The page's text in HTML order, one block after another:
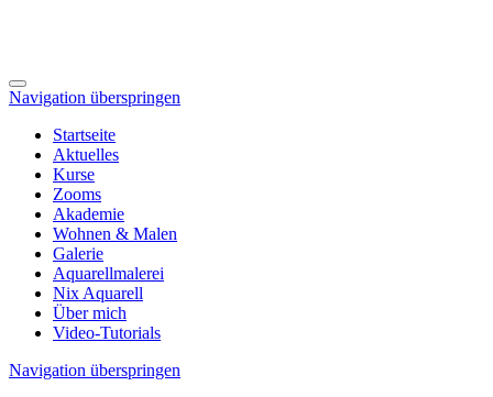
Navigation überspringen
Startseite
Aktuelles
Kurse
Zooms
Akademie
Wohnen & Malen
Galerie
Aquarellmalerei
Nix Aquarell
Über mich
Video-Tutorials
Navigation überspringen